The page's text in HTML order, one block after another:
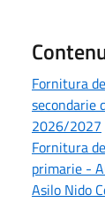
Fornitura
secondarie
2026/2027
Fornitura
primarie -
Asilo Nido